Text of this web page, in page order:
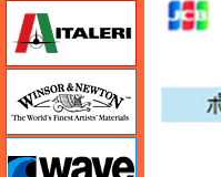
イタレリ
ウインザー